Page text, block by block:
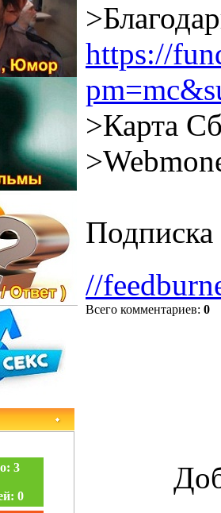
3
0
https://
>Карта
Подписка
//
Всего комментариев: 0